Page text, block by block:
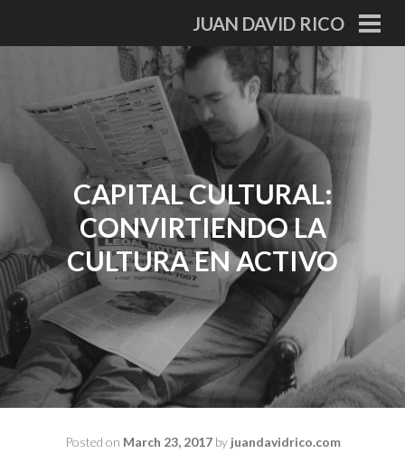
JUAN DAVID RICO
CAPITAL CULTURAL:
CONVIRTIENDO LA
CULTURA EN ACTIVO
Posted on March 23, 2017by juandavidrico.com